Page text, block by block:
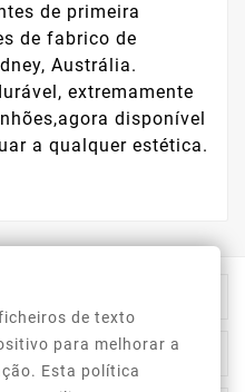
de primeira
de fabrico de
Austrália.
extremamente
disponível
a qualquer estética.
de texto
para melhorar a
Esta política